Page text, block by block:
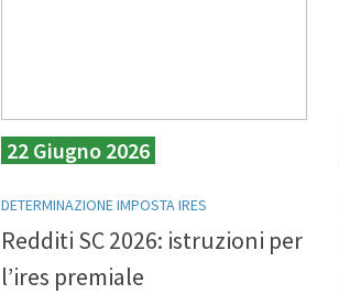
22 Giugno 2026
DETERMINAZIONE IMPOSTA IRES
Redditi SC 2026: istruzioni per
l’ires premiale